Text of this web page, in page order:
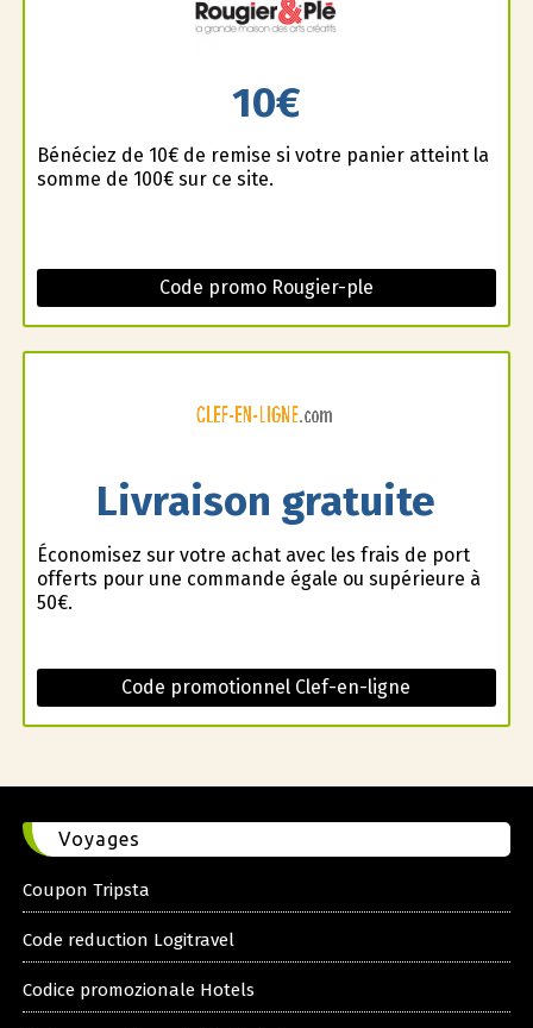
10€
Bénéficiez de 10€ de remise si votre panier atteint la
somme de 100€ sur ce site.
Code promo Rougier-ple
Livraison gratuite
Économisez sur votre achat avec les frais de port
offerts pour une commande égale ou supérieure à
50€.
Code promotionnel Clef-en-ligne
Voyages
Coupon Tripsta
Code reduction Logitravel
Codice promozionale Hotels